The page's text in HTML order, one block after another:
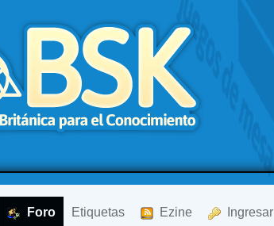
Foro Etiquetas Ezine Ingresar